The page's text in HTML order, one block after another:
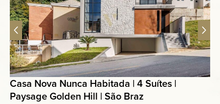
Casa Nova Nunca Habitada | 4 Suítes |
Paysage Golden Hill | São Braz